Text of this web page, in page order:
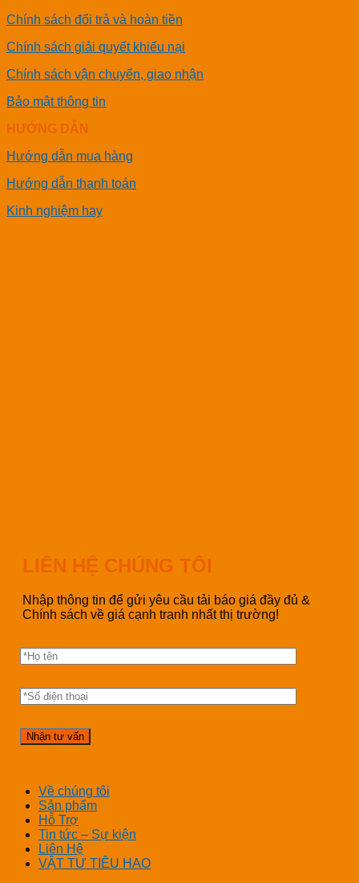
Chính sách đổi trả và hoàn tiền
Chính sách giải quyết khiếu nại
Chính sách vận chuyển, giao nhận
Bảo mật thông tin
HƯỚNG DẪN
Hướng dẫn mua hàng
Hướng dẫn thanh toán
Kinh nghiệm hay
LIÊN HỆ CHÚNG TÔI
Nhập thông tin để gửi yêu cầu tải báo giá đầy đủ &
Chính sách về giá cạnh tranh nhất thị trường!
Về chúng tôi
Sản phẩm
Hỗ Trợ
Tin tức – Sự kiện
Liên Hệ
VẬT TƯ TIÊU HAO